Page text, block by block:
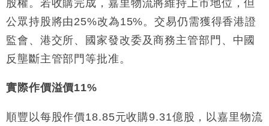
粦接任
15:11
財經｜韓股反覆波動收跌 連挫7周創逾3年最長跌勢
差達1125億美元
日圓干預創新高
股權。若收購完成，嘉里物流將維持上市地位，但
公眾持股將由25%改為15%。交易仍需獲得香港證
監會、港交所、國家發改委及商務主管部門、中國
反壟斷主管部門等批准。
實際作價溢價11%
順豐以每股作價18.85元收購9.31億股，以嘉里物流